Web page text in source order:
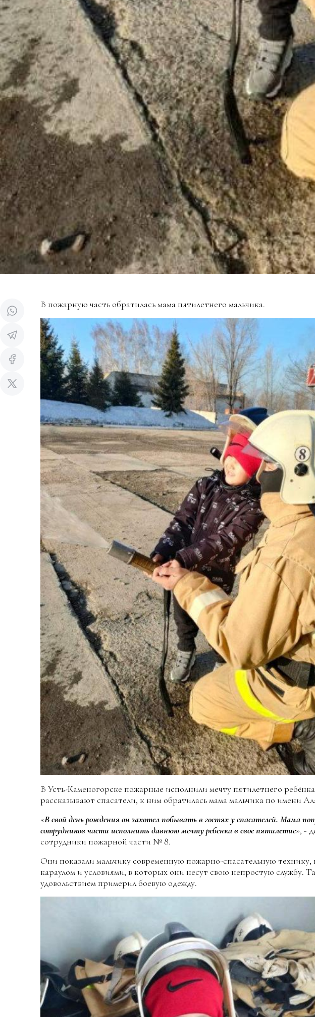
В пожарную часть обратилась мама пятилетнего мальчика.
В Усть-Каменогорске пожарные исполнили мечту пятилетнего
рассказывают спасатели, к ним обратилась мама мальчика по имени
«В свой день рождения он захотел побывать в гостях у спасателей. Мама
сотрудников части исполнить давнюю мечту ребенка в свое пятилетие», -
сотрудники пожарной части № 8.
Они показали мальчику современную пожарно-спасательную технику,
караулом и условиями, в которых они несут свою непростую службу.
удовольствием примерил боевую одежду.